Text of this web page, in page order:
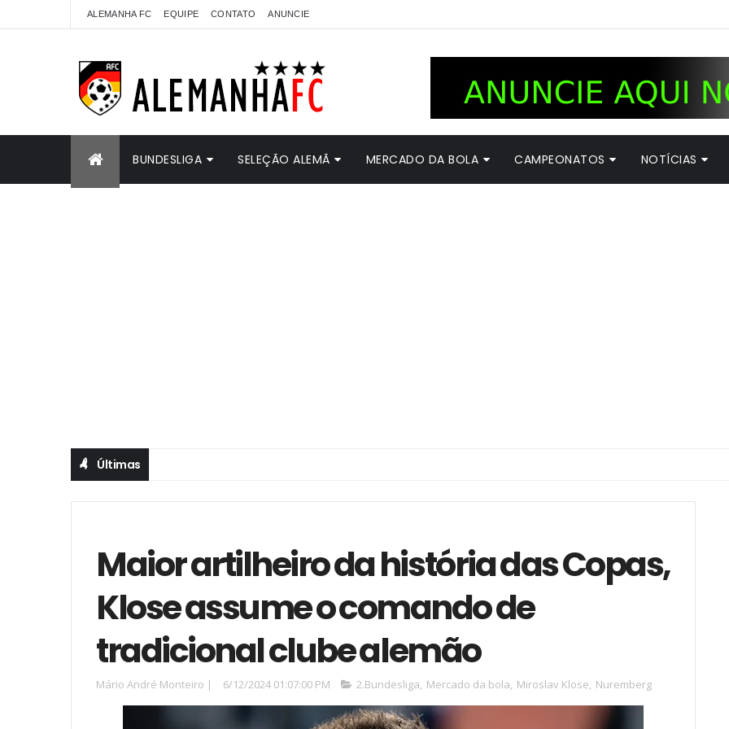
ALEMANHA FC EQUIPE CONTATO ANUNCIE
BUNDESLIGA SELEÇÃO ALEMÃ MERCADO DA BOLA CAMPEONATOS NOTÍCIAS
Últimas
Maior artilheiro da história das Copas,
Klose assume o comando de
tradicional clube alemão
Mário André Monteiro | 6/12/2024 01:07:00 PM 2.Bundesliga, Mercado da bola, Miroslav Klose, Nuremberg